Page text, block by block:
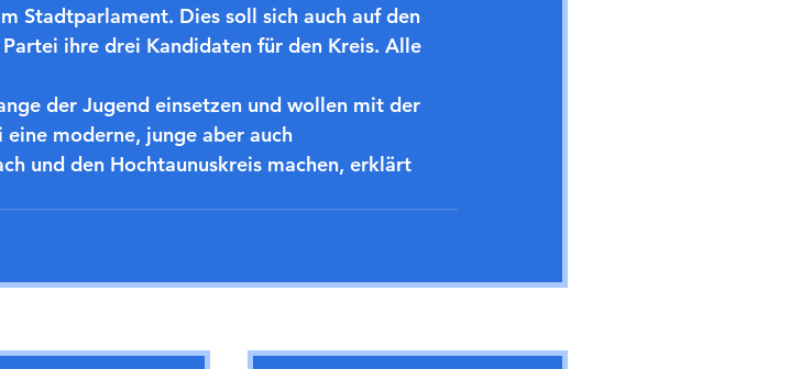
Stadtparlament. Dies soll sich auch auf den
ihre drei Kandidaten für den Kreis. Alle
moderne, junge aber auch
und den Hochtaunuskreis machen, erklärt